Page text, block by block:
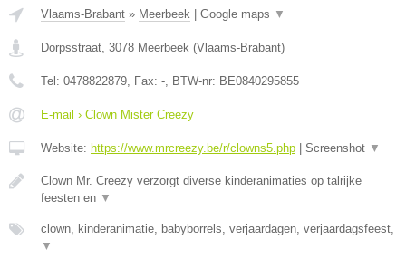
Vlaams-Brabant » Meerbeek Google maps ▼
Dorpsstraat, 3078 Meerbeek (Vlaams-Brabant)
Tel: 0478822879, Fax: -, BTW-nr: BE0840295855
E-mail › Clown Mister Creezy
Website: https://www.mrcreezy.be/r/clowns5.php Screenshot ▼
Clown Mr. Creezy verzorgt diverse kinderanimaties op talrijke
feesten en ▼
clown, kinderanimatie, babyborrels, verjaardagen, verjaardagsfeest,
▼